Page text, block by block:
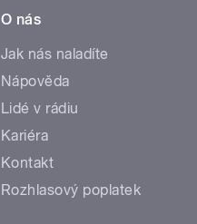
O nás
Jak nás naladíte
Nápověda
Lidé v rádiu
Kariéra
Kontakt
Rozhlasový poplatek